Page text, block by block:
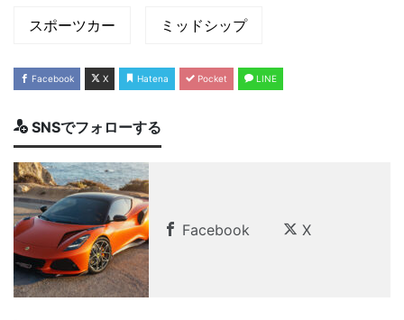
スポーツカー ミッドシップ
Facebook X Hatena Pocket LINE
SNSでフォローする
Facebook X